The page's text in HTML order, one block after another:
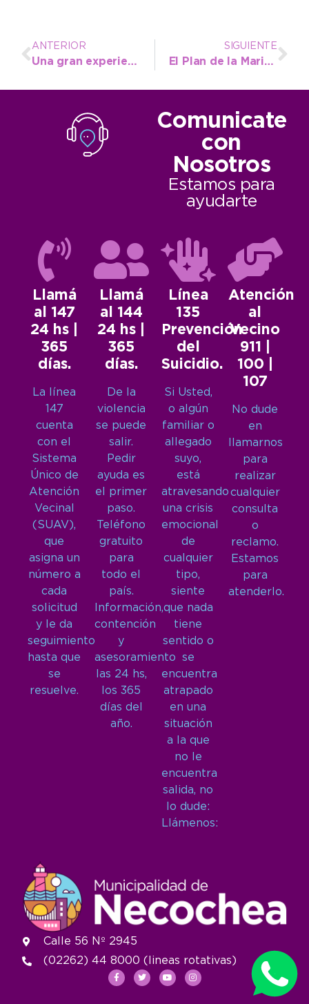
ANTERIOR
Una gran experiencia sumaron los atletas de la Escuela Municipal en el Grand Prix Sudamericano
SIGUIENTE
El Plan de la Mariposa vuelve a casa para festejar los 142 años de Necochea
Comunicate
con
Nosotros
Estamos para
ayudarte
Llamá
al 147
24 hs |
365
días.
La línea
147
cuenta
con el
Sistema
Único de
Atención
Vecinal
(SUAV),
que
asigna un
número a
cada
solicitud
y le da
seguimiento
hasta que
se
resuelve.
Llamá
al 144
24 hs |
365
días.
De la
violencia
se puede
salir.
Pedir
ayuda es
el primer
paso.
Teléfono
gratuito
para
todo el
país.
Información,
contención
y
asesoramiento
las 24 hs,
los 365
días del
año.
Línea
135
Prevención
del
Suicidio.
Si Usted,
o algún
familiar o
allegado
suyo,
está
atravesando
una crisis
emocional
de
cualquier
tipo,
siente
que nada
tiene
sentido o
se
encuentra
atrapado
en una
situación
a la que
no le
encuentra
salida, no
lo dude:
Llámenos:
Atención
al
Vecino
911 |
100 |
107
No dude
en
llamarnos
para
realizar
cualquier
consulta
o
reclamo.
Estamos
para
atenderlo.
Calle 56 Nº 2945
(02262) 44 8000 (lineas rotativas)